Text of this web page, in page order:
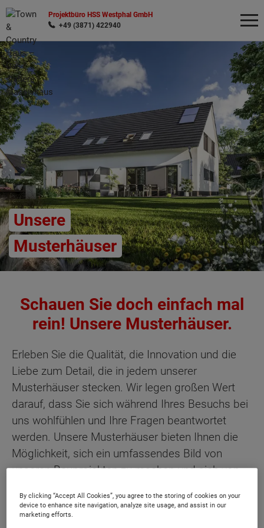
Projektbüro HSS Westphal GmbH
+49 (3871) 422940
Unsere
Musterhäuser
Schauen Sie doch einfach mal
rein! Unsere Musterhäuser.
Erleben Sie die Qualität, die Innovation und die
Liebe zum Detail, die in jedem unserer
Musterhäuser stecken. Wir legen großen Wert
darauf, dass Sie sich während Ihres Besuchs bei
uns wohlfühlen und Ihre Fragen beantwortet
werden. Unsere Musterhäuser bieten Ihnen die
Möglichkeit, sich ein umfassendes Bild von
unseren Bauprojekten zu machen und sich von
inspirieren zu lassen.
Wonach möchten Sie suchen?
By clicking “Accept All Cookies”, you agree to the storing of cookies on your
device to enhance site navigation, analyze site usage, and assist in our
marketing efforts.